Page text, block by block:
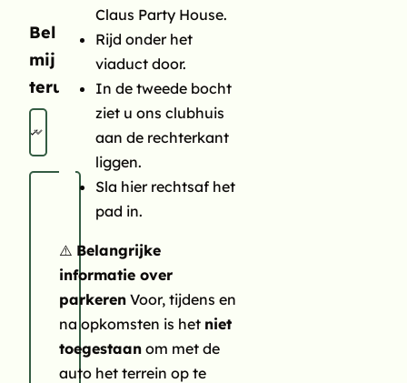
Bel
mij
terug
Claus Party House.
Rijd onder het
viaduct door.
In de tweede bocht
ziet u ons clubhuis
aan de rechterkant
liggen.
Sla hier rechtsaf het
pad in.
⚠️ Belangrijke
informatie over
parkeren Voor, tijdens en
na opkomsten is het niet
toegestaan om met de
auto het terrein op te